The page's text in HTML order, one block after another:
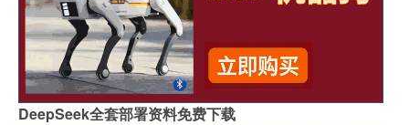
DeepSeek全套部署资料免费下载